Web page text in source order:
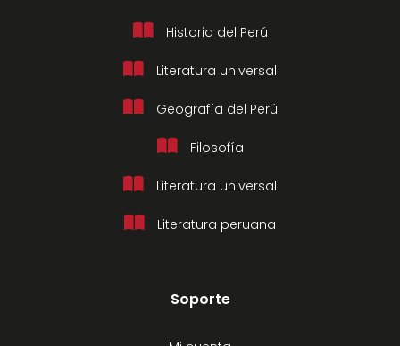
Historia del Perú
Literatura universal
Geografía del Perú
Filosofía
Literatura universal
Literatura peruana
Soporte